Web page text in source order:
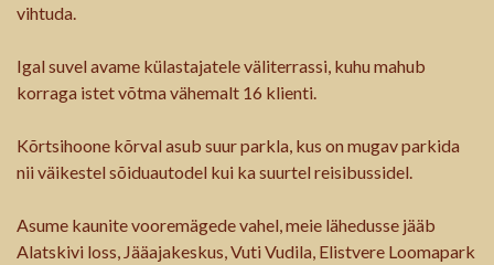
vihtuda.
Igal suvel avame külastajatele väliterrassi, kuhu mahub
korraga istet võtma vähemalt 16 klienti.
Kõrtsihoone kõrval asub suur parkla, kus on mugav parkida
nii väikestel sõiduautodel kui ka suurtel reisibussidel.
Asume kaunite vooremägede vahel, meie lähedusse jääb
Alatskivi loss, Jääajakeskus, Vuti Vudila, Elistvere Loomapark